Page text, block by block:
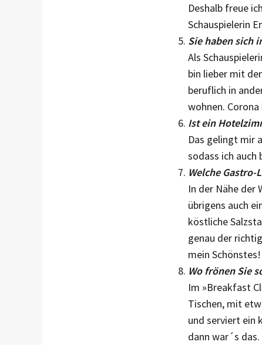
Deshalb freue
Schauspielerin
Sie haben sich
Als
bin lieber mit
beruflich in
wohnen.
Ist ein
Das gelingt mir
sodass ich auch
Welche Gastro-
In der Nähe der
übrigens auch
köstliche
genau der
mein Schönstes!
Wo frönen Sie
Im »Breakfast
Tischen, mit
und serviert ein
dann war´s das.